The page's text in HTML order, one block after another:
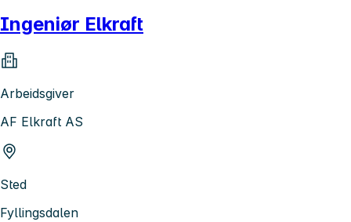
Ingeniør Elkraft
Arbeidsgiver
AF Elkraft AS
Sted
Fyllingsdalen